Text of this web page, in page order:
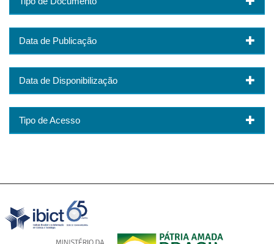
Data de Publicação
Data de Disponibilização
Tipo de Acesso